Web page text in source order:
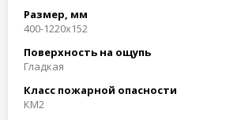
Размер, мм
400-1220x152
Поверхность на ощупь
Гладкая
Класс пожарной опасности
КМ2